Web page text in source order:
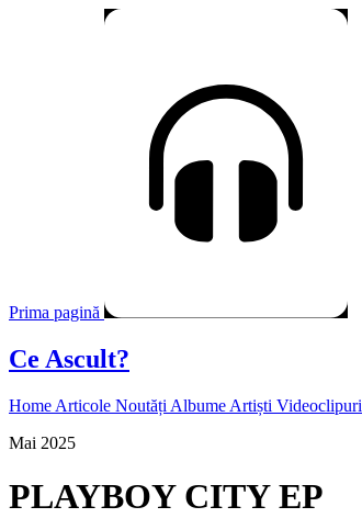
Prima pagină
Ce Ascult?
Home Articole Noutăți Albume Artiști Videoclipuri
Mai 2025
PLAYBOY CITY EP